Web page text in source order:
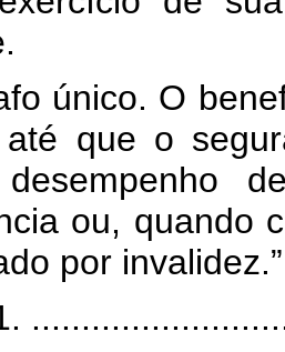
único. O
que o
ou, quando
por